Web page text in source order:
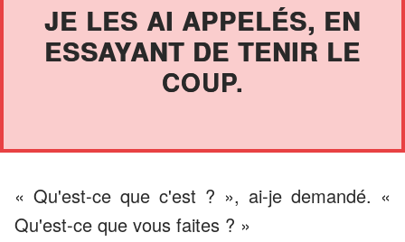
JE LES AI APPELÉS, EN
ESSAYANT DE TENIR LE
COUP.
« Qu'est-ce que c'est ? », ai-je demandé. «
Qu'est-ce que vous faites ? »